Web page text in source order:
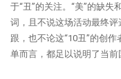
于“丑”的关注。“美”的缺失
词，且不说这场活动最终评
跟，也不论这“10丑”的创
单而言，都足以说明了当前